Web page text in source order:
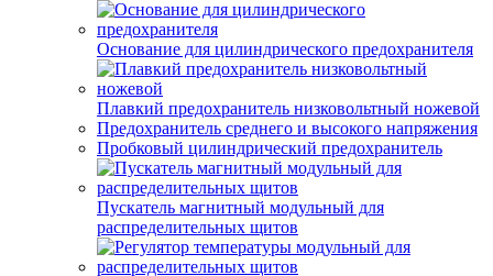
Основание для цилиндрического предохранителя
Плавкий предохранитель низковольтный ножевой
Предохранитель среднего и высокого напряжения
Пробковый цилиндрический предохранитель
Пускатель магнитный модульный для
распределительных щитов